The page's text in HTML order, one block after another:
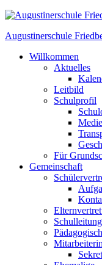
Augustinerschule
Willkommen
Aktuelles
Leitbild
Schulprofil
Für
Gemeinschaft
Schulleitung